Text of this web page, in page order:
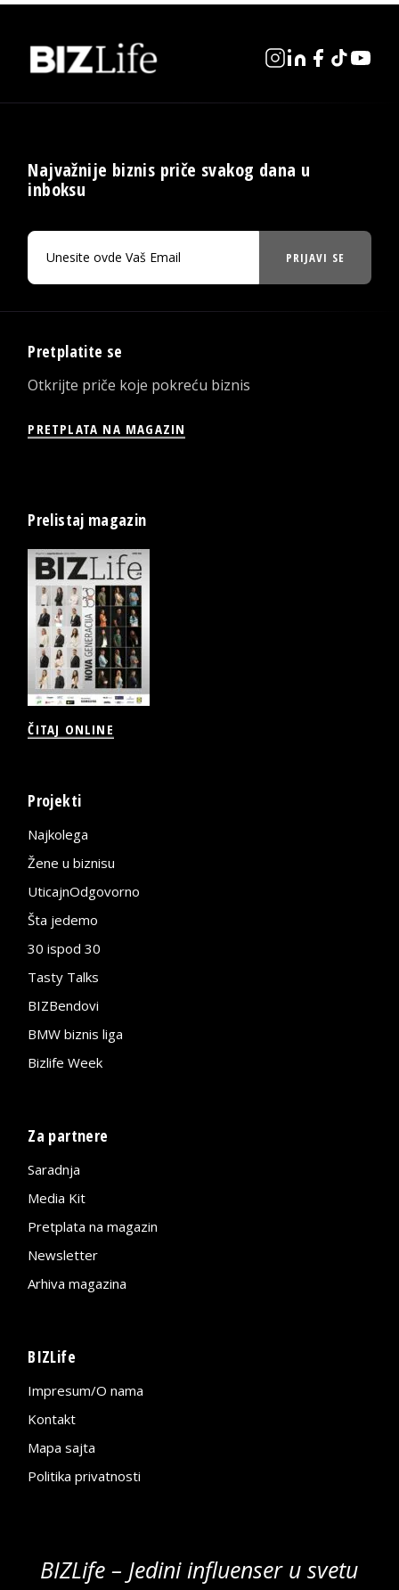
Najvažnije biznis priče svakog dana u
inboksu
PRIJAVI SE
Pretplatite se
Otkrijte priče koje pokreću biznis
PRETPLATA NA MAGAZIN
Prelistaj magazin
ČITAJ ONLINE
Projekti
Najkolega
Žene u biznisu
UticajnOdgovorno
Šta jedemo
30 ispod 30
Tasty Talks
BIZBendovi
BMW biznis liga
Bizlife Week
Za partnere
Saradnja
Media Kit
Pretplata na magazin
Newsletter
Arhiva magazina
BIZLife
Impresum/O nama
Kontakt
Mapa sajta
Politika privatnosti
BIZLife – Jedini influenser u svetu